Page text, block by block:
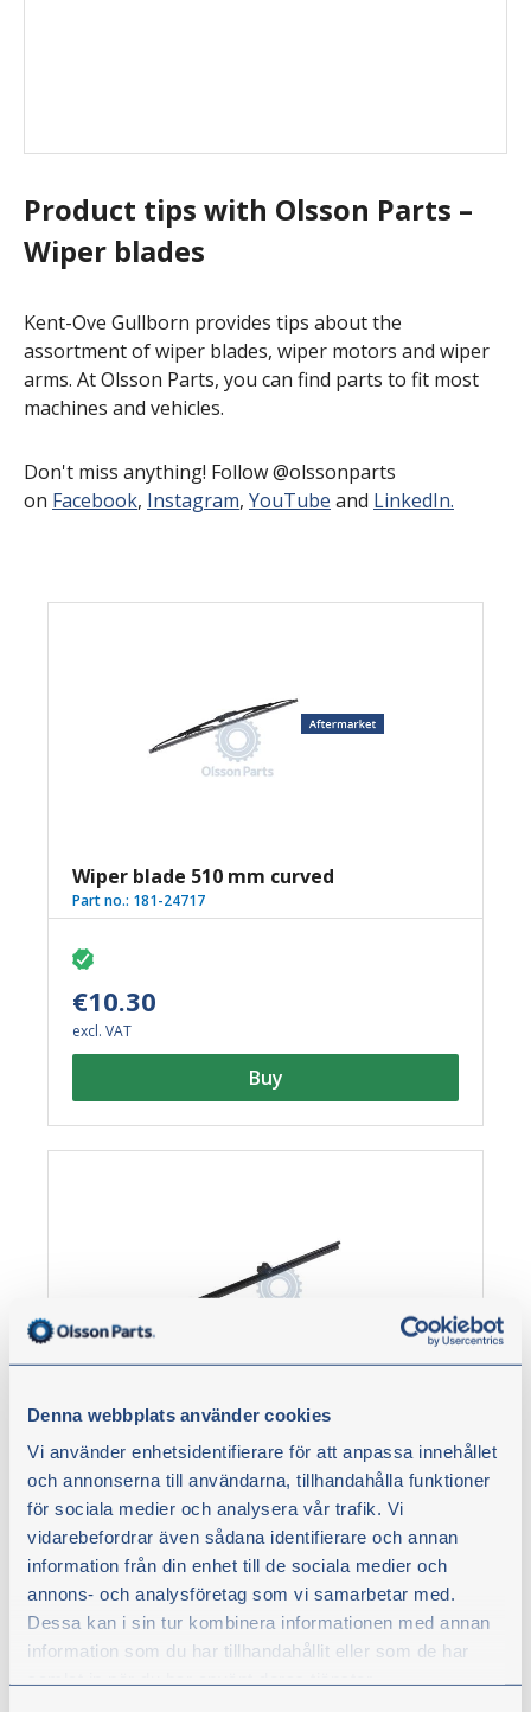
Denna webbplats använder cookies
Vi använder enhetsidentifierare för att anpassa innehållet
och annonserna till användarna, tillhandahålla funktioner
för sociala medier och analysera vår trafik. Vi
vidarebefordrar även sådana identifierare och annan
information från din enhet till de sociala medier och
annons- och analysföretag som vi samarbetar med.
Dessa kan i sin tur kombinera informationen med annan
information som du har tillhandahållit eller som de har
Product tips with Olsson Parts –
Wiper blades
Kent-Ove Gullborn provides tips about the
assortment of wiper blades, wiper motors and wiper
arms. At Olsson Parts, you can find parts to fit most
machines and vehicles.
Don't miss anything! Follow @olssonparts
on Facebook, Instagram, YouTube and LinkedIn.
Wiper blade 510 mm curved
Part no.: 181-24717
€10.30
excl. VAT
Buy
Wiper blade 360 mm straight
Part no.:8982-36
€10.00
excl. VAT
Buy